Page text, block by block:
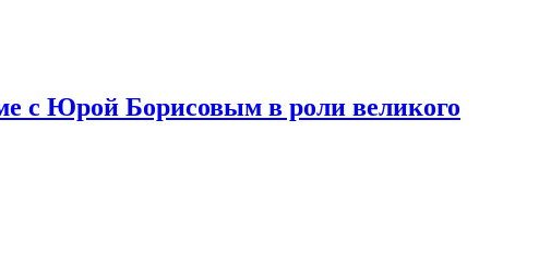
с Юрой Борисовым в роли великого